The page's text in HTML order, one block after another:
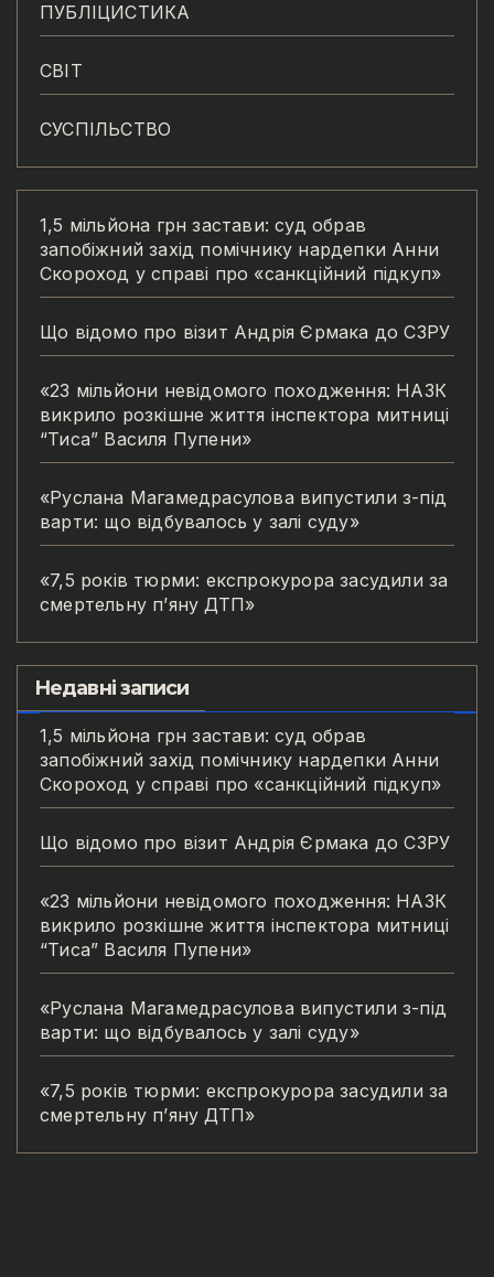
ПУБЛІЦИСТИКА
СВІТ
СУСПІЛЬСТВО
1,5 мільйона грн застави: суд обрав
запобіжний захід помічнику нардепки Анни
Скороход у справі про «санкційний підкуп»
Що відомо про візит Андрія Єрмака до СЗРУ
«23 мільйони невідомого походження: НАЗК
викрило розкішне життя інспектора митниці
“Тиса” Василя Пупени»
«Руслана Магамедрасулова випустили з-під
варти: що відбувалось у залі суду»
«7,5 років тюрми: експрокурора засудили за
смертельну п’яну ДТП»
Недавні записи
1,5 мільйона грн застави: суд обрав
запобіжний захід помічнику нардепки Анни
Скороход у справі про «санкційний підкуп»
Що відомо про візит Андрія Єрмака до СЗРУ
«23 мільйони невідомого походження: НАЗК
викрило розкішне життя інспектора митниці
“Тиса” Василя Пупени»
«Руслана Магамедрасулова випустили з-під
варти: що відбувалось у залі суду»
«7,5 років тюрми: експрокурора засудили за
смертельну п’яну ДТП»